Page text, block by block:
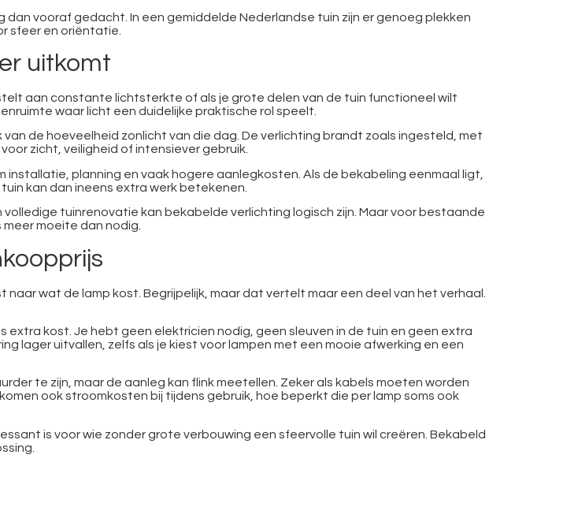
vooraf gedacht. In een gemiddelde Nederlandse tuin zijn er genoeg plekken
sfeer en oriëntatie.
uitkomt
aan constante lichtsterkte of als je grote delen van de tuin functioneel wilt
waar licht een duidelijke praktische rol speelt.
de hoeveelheid zonlicht van die dag. De verlichting brandt zoals ingesteld, met
zicht, veiligheid of intensiever gebruik.
planning en vaak hogere aanlegkosten. Als de bekabeling eenmaal ligt,
kan dan ineens extra werk betekenen.
tuinrenovatie kan bekabelde verlichting logisch zijn. Maar voor bestaande
moeite dan nodig.
wat de lamp kost. Begrijpelijk, maar dat vertelt maar een deel van het verhaal.
kost. Je hebt geen elektricien nodig, geen sleuven in de tuin en geen extra
lager uitvallen, zelfs als je kiest voor lampen met een mooie afwerking en een
te zijn, maar de aanleg kan flink meetellen. Zeker als kabels moeten worden
ook stroomkosten bij tijdens gebruik, hoe beperkt die per lamp soms ook
is voor wie zonder grote verbouwing een sfeervolle tuin wil creëren. Bekabeld